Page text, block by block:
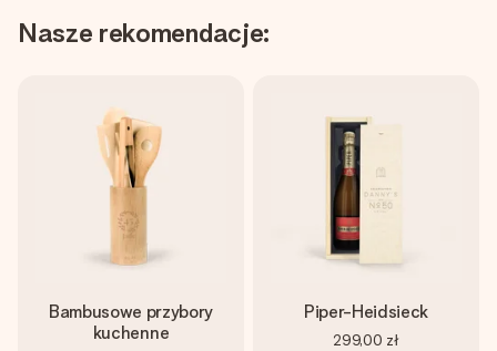
Nasze rekomendacje:
Bambusowe przybory
kuchenne
Piper-Heidsieck
299,00 zł